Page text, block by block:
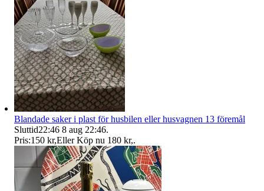
Blandade saker i plast för husbilen eller husvagnen 13 föremål
Sluttid22:46 8 aug 22:46.
Pris:150 kr,Eller Köp nu 180 kr,.